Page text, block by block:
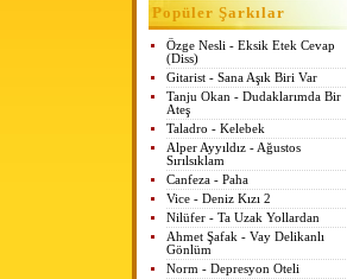
Popüler Şarkılar
Özge Nesli - Eksik Etek Cevap
(Diss)
Gitarist - Sana Aşık Biri Var
Tanju Okan - Dudaklarımda Bir
Ateş
Taladro - Kelebek
Alper Ayyıldız - Ağustos
Sırılsıklam
Canfeza - Paha
Vice - Deniz Kızı 2
Nilüfer - Ta Uzak Yollardan
Ahmet Şafak - Vay Delikanlı
Gönlüm
Norm - Depresyon Oteli